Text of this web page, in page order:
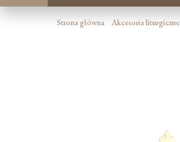
Strona główna Akcesoria liturgiczne